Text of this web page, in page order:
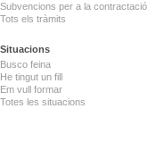
Subvencions per a la contractació
Tots els tràmits
Situacions
Busco feina
He tingut un fill
Em vull formar
Totes les situacions